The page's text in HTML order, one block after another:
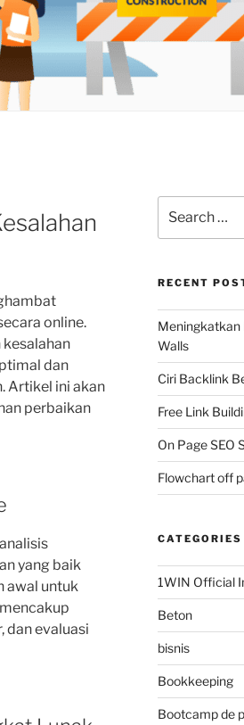
online.
dan
Artikel ini akan
perbaikan
yang baik
awal untuk
dan evaluasi
for:
RECENT
Meningkatkan
Walls
Ciri Backlink
Free Link
On Page SEO
Flowchart off
CATEGORIES
1WIN Official
Beton
bisnis
Bookkeeping
Bootcamp de